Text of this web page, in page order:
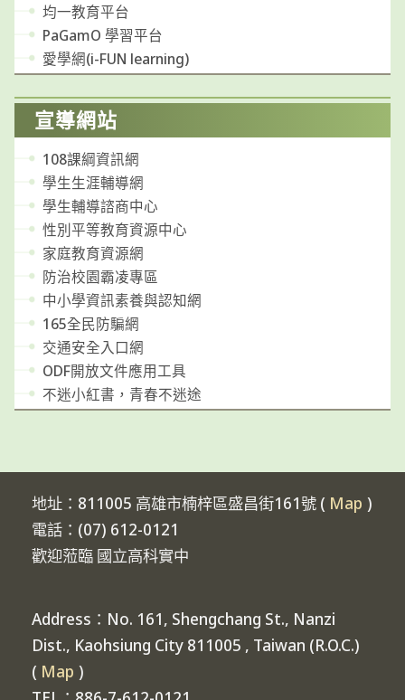
均一教育平台
PaGamO 學習平台
愛學網(i-FUN learning)
宣導網站
108課綱資訊網
學生生涯輔導網
學生輔導諮商中心
性別平等教育資源中心
家庭教育資源網
防治校園霸凌專區
中小學資訊素養與認知網
165全民防騙網
交通安全入口網
ODF開放文件應用工具
不迷小紅書，青春不迷途
地址：811005 高雄市楠梓區盛昌街161號 ( Map )
電話：(07) 612-0121
歡迎蒞臨 國立高科實中
Address：No. 161, Shengchang St., Nanzi
Dist., Kaohsiung City 811005 , Taiwan (R.O.C.)
( Map )